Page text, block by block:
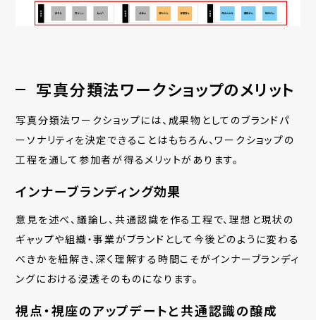
写真分類法ワークショップのメリット
写真分類法ワークショップには、 成果物としてのブランドパ
ーソナリティを決定できることはもちろん、ワークショップの
工程を通して参加者が得るメリットがあります。
インナーブランディング効果
意見を述べ、議論し、共通認識を作る工程で、理想と現状の
ギャップや組織・事業がブランドとして 今後どのように変わる
べきかを紐解き、深く理解する時間こそがインナーブランディ
ングにおける 浸透そのものになります。
視点・視座のアップデートと共通認識の醸成